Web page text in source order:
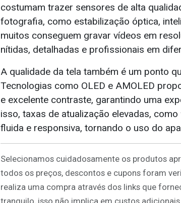
costumam trazer sensores de alta
fotografia, como estabilização óptica,
muitos conseguem gravar vídeos em
nítidas, detalhadas e profissionais em
A qualidade da tela também é um ponto
Tecnologias como OLED e AMOLED
e excelente contraste, garantindo uma
isso, taxas de atualização elevadas,
fluida e responsiva, tornando o uso do
Selecionamos cuidadosamente os produtos
todos os preços, descontos e cupons foram
realiza uma compra através dos links que